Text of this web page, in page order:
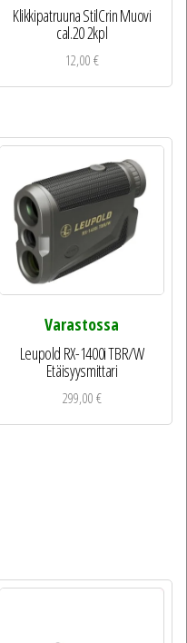
Klikkipatruuna StilCrin Muovi
cal.20 2kpl
12,00€
Varastossa
Leupold RX-1400i TBR/W
Etäisyysmittari
299,00€